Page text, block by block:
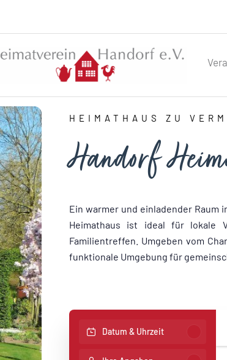
HEIMATHAUS ZU
Handorf
Ein warmer und einladender Raum
Heimathaus ist ideal für lokale
Familientreffen. Umgeben vom
funktionale Umgebung für
Datum & Uhrzeit